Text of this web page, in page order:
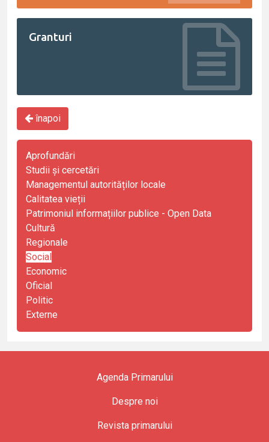
Granturi
înapoi
Aprofundări
Studii și cercetări
Managementul autorităților locale
Calitatea vieții
Patrimoniul informațiilor publice - Open Data
Cultură
Regionale
Social
Economic
Oficial
Politic
Externe
Agenda Primarului
Despre noi
Revista primarului